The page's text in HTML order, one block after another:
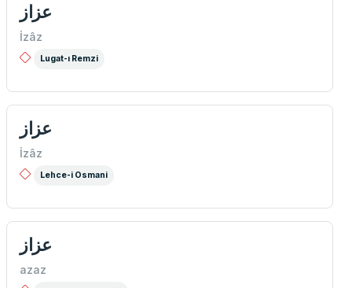
عزاز
İzâz
Lugat-ı Remzi
عزاز
İzâz
Lehce-i Osmani
عزاز
azaz